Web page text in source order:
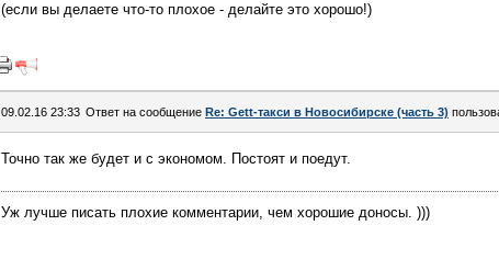
(если вы делаете что-то плохое - делайте это хорошо!)
09.02.16 23:33 Ответ на сообщение Re: Gett-такси в Новосибирске (часть 3)
Точно так же будет и с экономом. Постоят и поедут.
Уж лучше писать плохие комментарии, чем хорошие доносы. )))